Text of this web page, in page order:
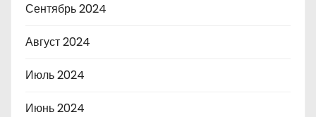
Сентябрь 2024
Август 2024
Июль 2024
Июнь 2024